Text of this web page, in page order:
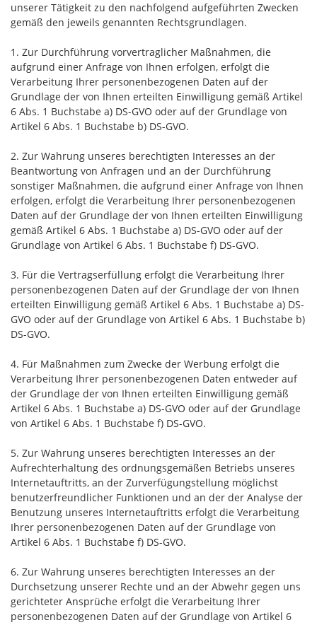
unserer Tätigkeit zu den nachfolgend aufgeführten Zwecken
gemäß den jeweils genannten Rechtsgrundlagen.
1. Zur Durchführung vorvertraglicher Maßnahmen, die
aufgrund einer Anfrage von Ihnen erfolgen, erfolgt die
Verarbeitung Ihrer personenbezogenen Daten auf der
Grundlage der von Ihnen erteilten Einwilligung gemäß Artikel
6 Abs. 1 Buchstabe a) DS-GVO oder auf der Grundlage von
Artikel 6 Abs. 1 Buchstabe b) DS-GVO.
2. Zur Wahrung unseres berechtigten Interesses an der
Beantwortung von Anfragen und an der Durchführung
sonstiger Maßnahmen, die aufgrund einer Anfrage von Ihnen
erfolgen, erfolgt die Verarbeitung Ihrer personenbezogenen
Daten auf der Grundlage der von Ihnen erteilten Einwilligung
gemäß Artikel 6 Abs. 1 Buchstabe a) DS-GVO oder auf der
Grundlage von Artikel 6 Abs. 1 Buchstabe f) DS-GVO.
3. Für die Vertragserfüllung erfolgt die Verarbeitung Ihrer
personenbezogenen Daten auf der Grundlage der von Ihnen
erteilten Einwilligung gemäß Artikel 6 Abs. 1 Buchstabe a) DS-
GVO oder auf der Grundlage von Artikel 6 Abs. 1 Buchstabe b)
DS-GVO.
4. Für Maßnahmen zum Zwecke der Werbung erfolgt die
Verarbeitung Ihrer personenbezogenen Daten entweder auf
der Grundlage der von Ihnen erteilten Einwilligung gemäß
Artikel 6 Abs. 1 Buchstabe a) DS-GVO oder auf der Grundlage
von Artikel 6 Abs. 1 Buchstabe f) DS-GVO.
5. Zur Wahrung unseres berechtigten Interesses an der
Aufrechterhaltung des ordnungsgemäßen Betriebs unseres
Internetauftritts, an der Zurverfügungstellung möglichst
benutzerfreundlicher Funktionen und an der der Analyse der
Benutzung unseres Internetauftritts erfolgt die Verarbeitung
Ihrer personenbezogenen Daten auf der Grundlage von
Artikel 6 Abs. 1 Buchstabe f) DS-GVO.
6. Zur Wahrung unseres berechtigten Interesses an der
Durchsetzung unserer Rechte und an der Abwehr gegen uns
gerichteter Ansprüche erfolgt die Verarbeitung Ihrer
personenbezogenen Daten auf der Grundlage von Artikel 6